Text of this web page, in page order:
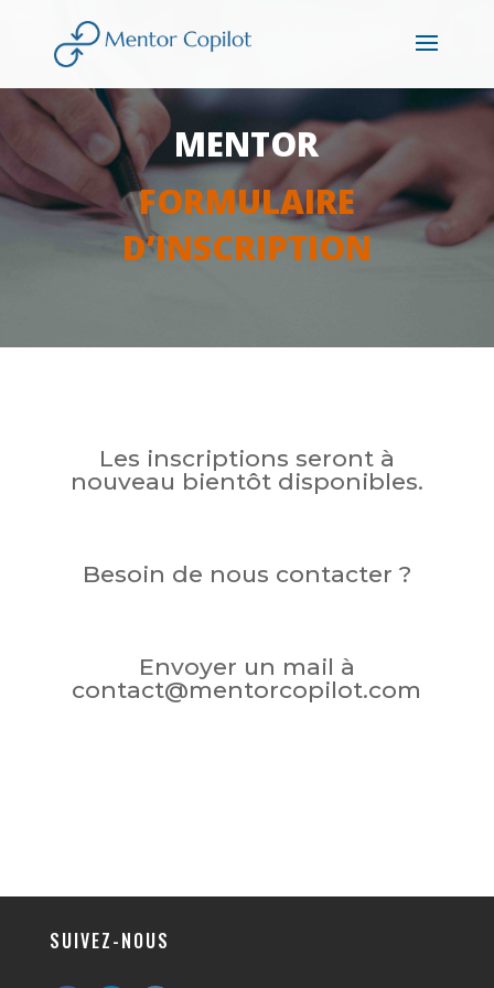
MENTOR
FORMULAIRE
D’INSCRIPTION
Les inscriptions seront à
nouveau bientôt disponibles.
Besoin de nous contacter ?
Envoyer un mail à
contact@mentorcopilot.com
SUIVEZ-NOUS